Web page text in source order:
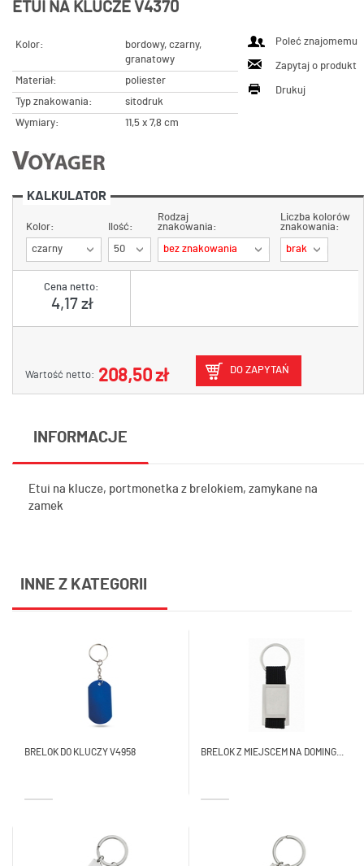
ETUI NA KLUCZE V4370
Kolor:
bordowy, czarny,
granatowy
Materiał:
poliester
Typ znakowania:
sitodruk
Wymiary:
11,5 x 7,8 cm
Poleć znajomemu
Zapytaj o produkt
Drukuj
KALKULATOR
Cena netto:
4,17 zł
Wartość netto: 208,50 zł DO ZAPYTAŃ
Kolor:
czarny
Ilość:
50
Rodzaj
znakowania:
bez znakowania
Liczba kolorów
znakowania:
brak
INFORMACJE
Etui na klucze, portmonetka z brelokiem, zamykane na
zamek
INNE Z KATEGORII
BRELOK DO KLUCZY V4958 BRELOK Z MIEJSCEM NA DOMING...